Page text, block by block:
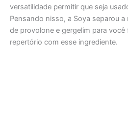
versatilidade permitir que seja
Pensando nisso, a Soya separou
de provolone e gergelim para você
repertório com esse ingrediente.